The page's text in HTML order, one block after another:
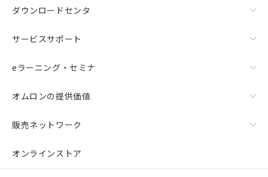
ダウンロードセンタ
サービスサポート
eラーニング・セミナ
オムロンの提供価値
販売ネットワーク
オンラインストア